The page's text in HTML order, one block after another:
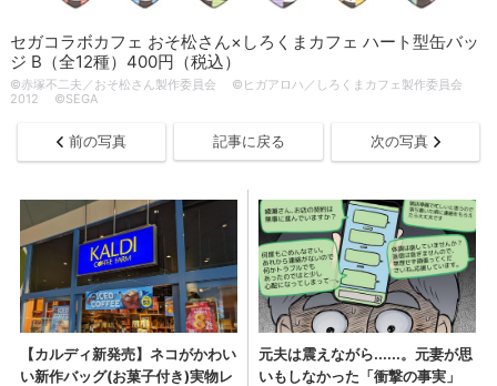
セガコラボカフェ おそ松さん×しろくまカフェ ハート型缶バッ
ジ B（全12種）400円（税込）
©赤塚不二夫／おそ松さん製作委員会 ©ヒガアロハ／しろくまカフェ製作委員会
2012 ©SEGA
前の写真 記事に戻る 次の写真